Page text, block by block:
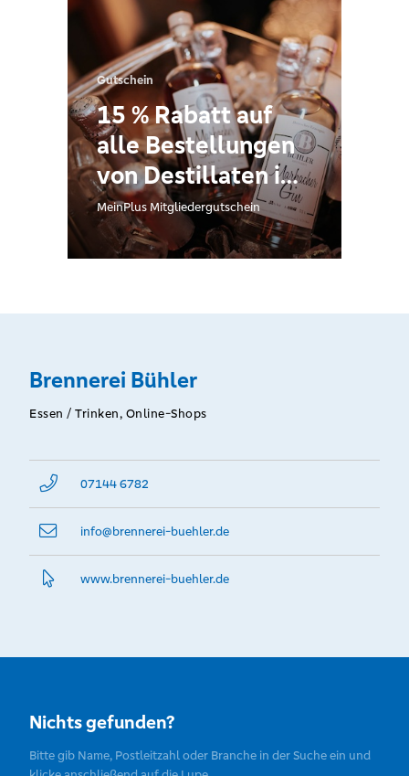
Gutschein
15 % Rabatt auf
alle Bestellungen
von Destillaten im
Online-Shop
MeinPlus Mitgliedergutschein
Brennerei Bühler
Essen / Trinken, Online-Shops
07144 6782
info@­brennerei-buehler.de
www.­brennerei-buehler.­de
Nichts gefunden?
Bitte gib Name, Postleitzahl oder Branche in der Suche ein und